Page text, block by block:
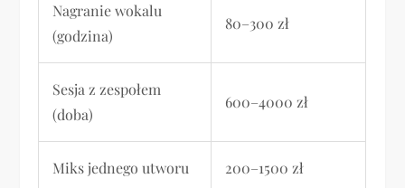
Nagranie wokalu
(godzina)
80–300 zł
Sesja z zespołem
(doba)
600–4000 zł
Miks jednego utworu 200–1500 zł